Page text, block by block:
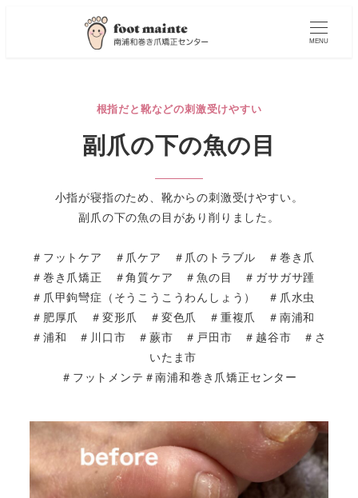
MENU
根指だと靴などの刺激受けやすい
副爪の下の魚の目
小指が寝指のため、靴からの刺激受けやすい。
副爪の下の魚の目があり削りました。
＃フットケア ＃爪ケア ＃爪のトラブル ＃巻き爪
＃巻き爪矯正 ＃角質ケア ＃魚の目 ＃ガサガサ踵
＃爪甲鉤彎症（そうこうこうわんしょう） ＃爪水虫
＃肥厚爪 ＃変形爪 ＃変色爪 ＃重複爪 ＃南浦和
＃浦和 ＃川口市 ＃蕨市 ＃戸田市 ＃越谷市 ＃さ
いたま市
＃フットメンテ＃南浦和巻き爪矯正センター